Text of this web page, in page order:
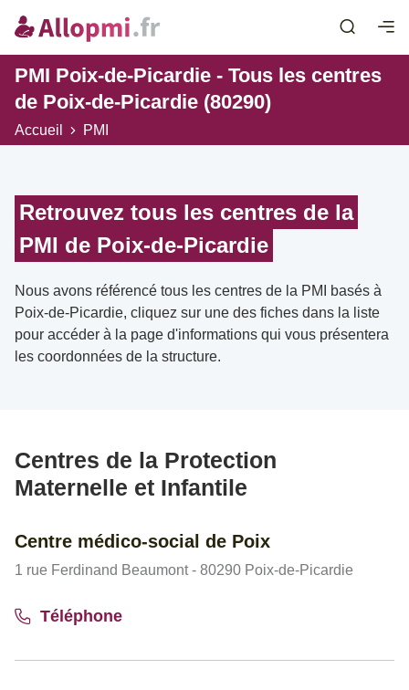
PMI Poix-de-Picardie - Tous les centres
de Poix-de-Picardie (80290)
Accueil PMI
Retrouvez tous les centres de la
PMI de Poix-de-Picardie
Nous avons référencé tous les centres de la PMI basés à
Poix-de-Picardie, cliquez sur une des fiches dans la liste
pour accéder à la page d'informations qui vous présentera
les coordonnées de la structure.
Centres de la Protection
Maternelle et Infantile
Centre médico-social de Poix
1 rue Ferdinand Beaumont - 80290 Poix-de-Picardie
Téléphone